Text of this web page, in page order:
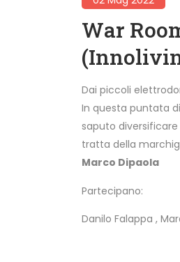
War
Dai piccoli
In questa puntata
saputo
tratta della
Marco Dipaola
Partecipano:
Danilo Falappa ,